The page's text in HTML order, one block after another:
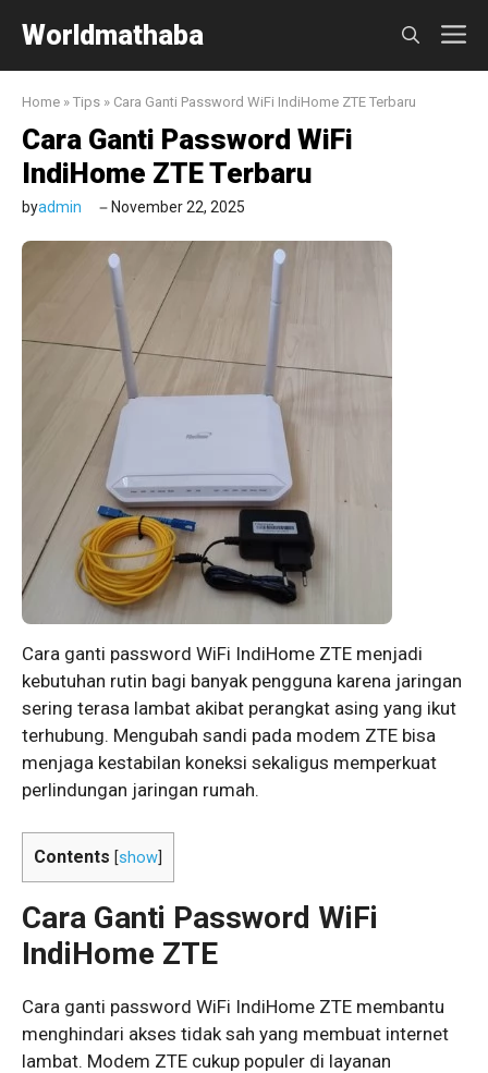
content
Worldmathaba
Home » Tips » Cara Ganti Password WiFi IndiHome ZTE Terbaru
Cara Ganti Password WiFi
IndiHome ZTE Terbaru
byadmin November 22, 2025
Cara ganti password WiFi IndiHome ZTE menjadi
kebutuhan rutin bagi banyak pengguna karena jaringan
sering terasa lambat akibat perangkat asing yang ikut
terhubung. Mengubah sandi pada modem ZTE bisa
menjaga kestabilan koneksi sekaligus memperkuat
perlindungan jaringan rumah.
Contents [show
Cara Ganti Password WiFi
IndiHome ZTE
Cara ganti password WiFi IndiHome ZTE membantu
menghindari akses tidak sah yang membuat internet
lambat. Modem ZTE cukup populer di layanan